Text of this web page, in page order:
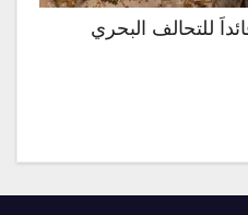
للتحالف البحري